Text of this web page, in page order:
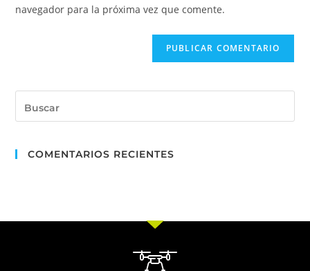
navegador para la próxima vez que comente.
COMENTARIOS RECIENTES